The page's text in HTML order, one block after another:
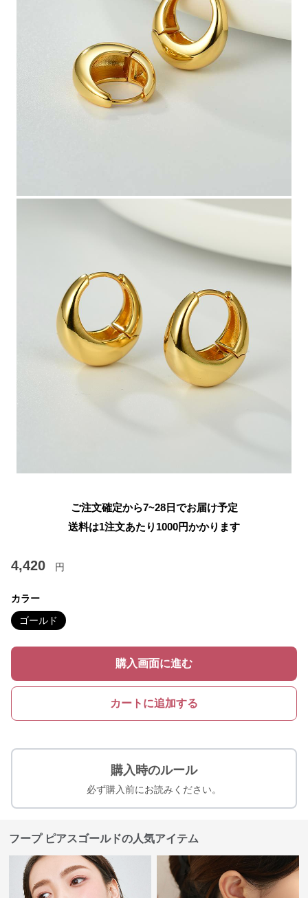
ご注文確定から7~28日でお届け予定
送料は1注文あたり 1000円かかります
4,420 円
カラー
ゴールド
購入画面に進む
カートに追加する
購入時のルール
必ず購入前にお読みください。
フープ ピアスゴールドの人気アイテム